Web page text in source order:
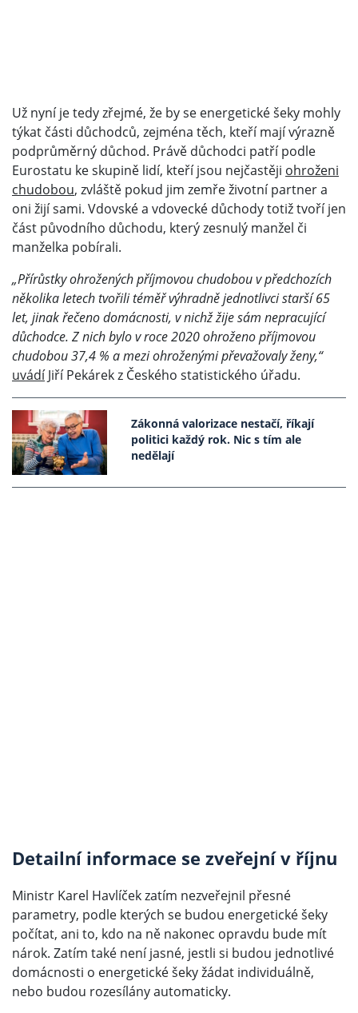
Už nyní je tedy zřejmé, že by se energetické šeky mohly
týkat části důchodců, zejména těch, kteří mají výrazně
podprůměrný důchod. Právě důchodci patří podle
Eurostatu ke skupině lidí, kteří jsou nejčastěji ohroženi
chudobou, zvláště pokud jim zemře životní partner a
oni žijí sami. Vdovské a vdovecké důchody totiž tvoří jen
část původního důchodu, který zesnulý manžel či
manželka pobírali.
„Přírůstky ohrožených příjmovou chudobou v předchozích
několika letech tvořili téměř výhradně jednotlivci starší 65
let, jinak řečeno domácnosti, v nichž žije sám nepracující
důchodce. Z nich bylo v roce 2020 ohroženo příjmovou
chudobou 37,4 % a mezi ohroženými převažovaly ženy,“
uvádíJiří Pekárek z Českého statistického úřadu.
Zákonná valorizace nestačí, říkají
politici každý rok. Nic s tím ale
nedělají
Detailní informace se zveřejní v říjnu
Ministr Karel Havlíček zatím nezveřejnil přesné
parametry, podle kterých se budou energetické šeky
počítat, ani to, kdo na ně nakonec opravdu bude mít
nárok. Zatím také není jasné, jestli si budou jednotlivé
domácnosti o energetické šeky žádat individuálně,
nebo budou rozesílány automaticky.